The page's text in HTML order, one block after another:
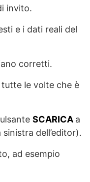
invito.
e i dati reali del
corretti.
le volte che è
SCARICA a
dell’editor).
ad esempio